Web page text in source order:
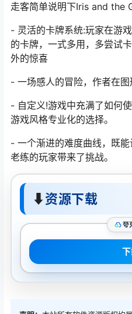
走客简单说明下Iris and the
- 灵活的卡牌系统:玩家在游
的卡牌，一式多用，多尝试
外的惊喜
- 一场感人的冒险，作者在
- 自定义!游戏中充满了如何
游戏风格专业化的选择。
- 一个渐进的难度曲线，既
老练的玩家带来了挑战。
⬇资源下载
夸